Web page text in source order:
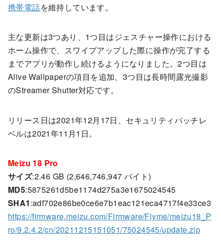
携帯電話を維持しています。
主な更新は3つあり、1つ目はジェスチャー操作における
ホーム操作で、スワイプアップした際に操作が完了する
までアプリが動作し続けるようになりました。2つ目は
Alive Wallpaperの項目を追加、3つ目は長時間露光撮影
のStreamer Shutter対応です。
リリース日は2021年12月17日、セキュリティパッチレ
ベルは2021年11月1日。
Meizu 18 Pro
サイズ:2.46 GB (2,646,746,947 バイト)
MD5:5875261d5be1174d275a3e1675024545
SHA1 :adf702e86be0ce6e7b1eac121eca4717f4e33ce3
https://firmware.meizu.com/Firmware/Flyme/meizu18_P
ro/9.2.4.2/cn/20211215151051/75024545/update.zip